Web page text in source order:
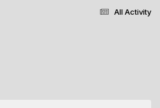
All Activity